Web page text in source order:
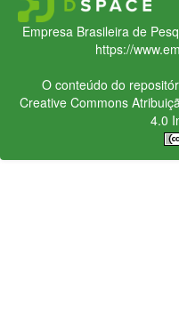
Empresa Brasileira de
https://
O conteúdo do
Creative Commons
4.0